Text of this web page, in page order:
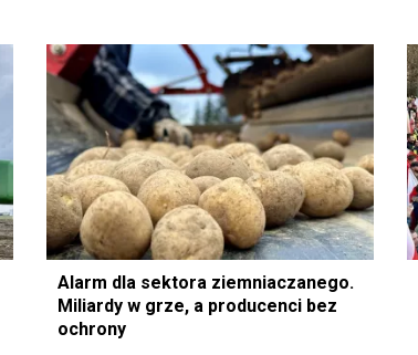
Alarm dla sektora ziemniaczanego.
Miliardy w grze, a producenci bez
ochrony